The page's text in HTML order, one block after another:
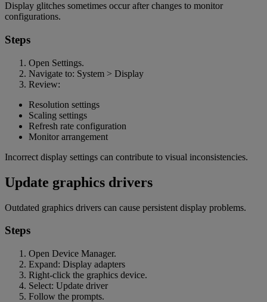
Display glitches sometimes occur after changes to monitor
configurations.
Steps
Open Settings.
Navigate to: System > Display
Review:
Resolution settings
Scaling settings
Refresh rate configuration
Monitor arrangement
Incorrect display settings can contribute to visual inconsistencies.
Update graphics drivers
Outdated graphics drivers can cause persistent display problems.
Steps
Open Device Manager.
Expand: Display adapters
Right-click the graphics device.
Select: Update driver
Follow the prompts.